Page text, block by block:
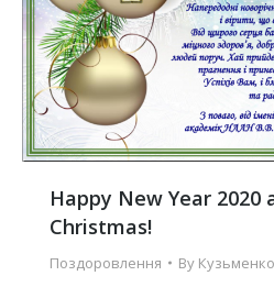
Happy New Year 2020
Christmas!
Поздоровлення By